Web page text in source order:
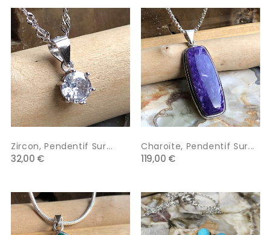
Zircon, Pendentif Sur...
32,00 €
Charoïte, Pendentif Sur...
119,00 €